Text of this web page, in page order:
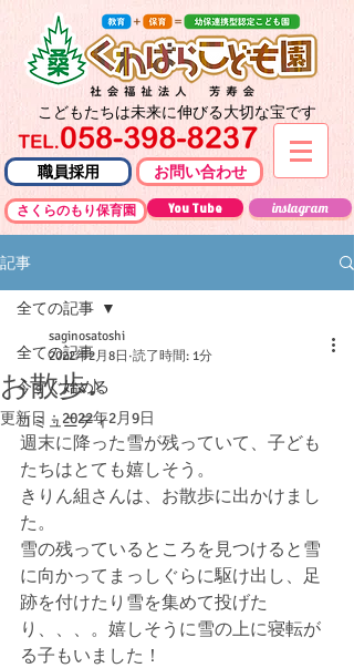
こどもたちは未来に伸びる大切な宝です
職員採用 お問い合わせ
さくらのもり保育園 You Tube instagram
記事
全ての記事
今すぐ始める
コミュニティ
全ての記事
お散歩♪
saginosatoshi
2022年2月8日 読了時間: 1分
更新日： 2022年2月9日
週末に降った雪が残っていて、子ども
たちはとても嬉しそう。
きりん組さんは、お散歩に出かけまし
た。
雪の残っているところを見つけると雪
に向かってまっしぐらに駆け出し、足
跡を付けたり雪を集めて投げた
り、、、。嬉しそうに雪の上に寝転が
る子もいました！